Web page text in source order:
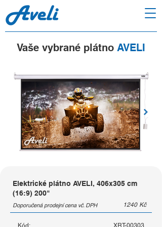
Vaše vybrané plátno AVELI
Elektrické plátno AVELI, 406x305 cm
(16:9) 200"
Doporučená prodejní cena vč. DPH 1240 Kč
Kód: XRT-00303